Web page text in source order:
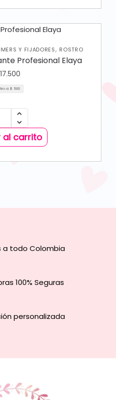
Y FIJADORES, ROSTRO
Profesional Elaya
17.500
a: $ 500
al carrito
a todo Colombia
100% Seguras
personalizada